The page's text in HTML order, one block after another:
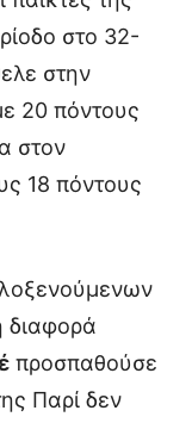
στο 32-
στην
20 πόντους
στον
18 πόντους
διαφορά
προσπαθούσε
Παρί δεν